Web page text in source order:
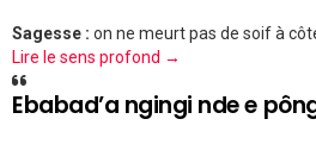
Sagesse : on ne meurt pas de soif à
Lire le sens profond →
Ebabad’a ngingi nde e